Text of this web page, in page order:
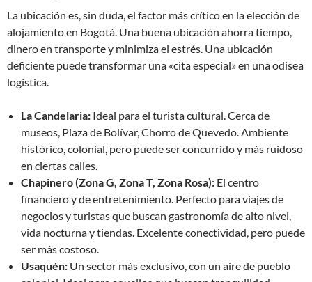
La ubicación es, sin duda, el factor más crítico en la elección de
alojamiento en Bogotá. Una buena ubicación ahorra tiempo,
dinero en transporte y minimiza el estrés. Una ubicación
deficiente puede transformar una «cita especial» en una odisea
logística.
La Candelaria: Ideal para el turista cultural. Cerca de
museos, Plaza de Bolívar, Chorro de Quevedo. Ambiente
histórico, colonial, pero puede ser concurrido y más ruidoso
en ciertas calles.
Chapinero (Zona G, Zona T, Zona Rosa): El centro
financiero y de entretenimiento. Perfecto para viajes de
negocios y turistas que buscan gastronomía de alto nivel,
vida nocturna y tiendas. Excelente conectividad, pero puede
ser más costoso.
Usaquén: Un sector más exclusivo, con un aire de pueblo